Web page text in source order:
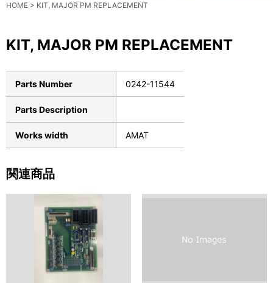
HOME > KIT, MAJOR PM REPLACEMENT
KIT, MAJOR PM REPLACEMENT
Parts Number 0242-11544
Parts Description
Works width AMAT
関連商品